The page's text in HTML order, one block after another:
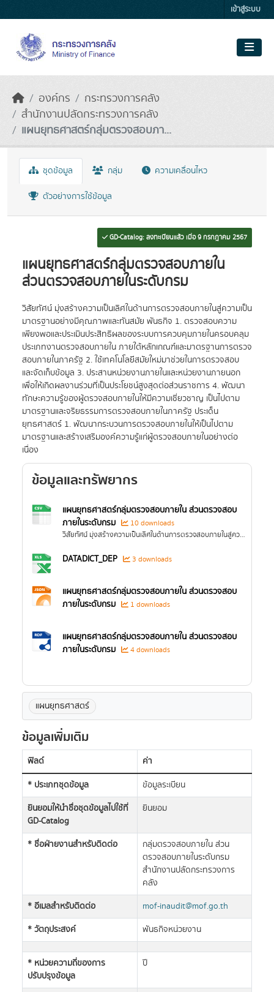
เข้าสู่ระบบ
องค์กร
กระทรวงการคลัง
สำนักงานปลัดกระทรวงการคลัง
แผนยุทธศาสตร์กลุ่มตรวจสอบภา...
ชุดข้อมูล กลุ่ม ความเคลื่อนไหว
ตัวอย่างการใช้ข้อมูล
GD-Catalog: ลงทะเบียนแล้ว เมื่อ 9 กรกฎาคม 2567
แผนยุทธศาสตร์กลุ่มตรวจสอบภายใน
ส่วนตรวจสอบภายในระดับกรม
วิสัยทัศน์ มุ่งสร้างความเป็นเลิศในด้านการตรวจสอบภายในสู่ความเป็น
มาตรฐานอย่างมีคุณภาพและทันสมัย พันธกิจ 1. ตรวจสอบความ
เพียงพอและประเมินประสิทธิผลของระบบการควบคุมภายในครอบคลุม
ประเภทงานตรวจสอบภายใน ภายใต้หลักเกณฑ์และมาตรฐานการตรวจ
สอบภายในภาครัฐ 2. ใช้เทคโนโลยีสมัยใหม่มาช่วยในการตรวจสอบ
และจัดเก็บข้อมูล 3. ประสานหน่วยงานภายในและหน่วยงานภายนอก
เพื่อให้เกิดผลงานร่วมที่เป็นประโยชน์สูงสุดต่อส่วนราชการ 4. พัฒนา
ทักษะความรู้ของผู้ตรวจสอบภายในให้มีความเชี่ยวชาญ เป็นไปตาม
มาตรฐานและจริยธรรมการตรวจสอบภายในภาครัฐ ประเด็น
ยุทธศาสตร์ 1. พัฒนากระบวนการตรวจสอบภายในให้เป็นไปตาม
มาตรฐานและสร้างเสริมองค์ความรู้แก่ผู้ตรวจสอบภายในอย่างต่อ
เนื่อง
ข้อมูลและทรัพยากร
แผนยุทธศาสตร์กลุ่มตรวจสอบภายใน ส่วนตรวจสอบ
ภายในระดับกรม
10 downloads
วิสัยทัศน์ มุ่งสร้างความเป็นเลิศในด้านการตรวจสอบภายในสู่ความเป็นมาตรฐานอย่างมีคุณภาพและทันสมัย พันธกิจ 1....
DATADICT_DEP 3 downloads
แผนยุทธศาสตร์กลุ่มตรวจสอบภายใน ส่วนตรวจสอบ
ภายในระดับกรม
1 downloads
แผนยุทธศาสตร์กลุ่มตรวจสอบภายใน ส่วนตรวจสอบ
ภายในระดับกรม
4 downloads
แผนยุทธศาสตร์
ข้อมูลเพิ่มเติม
ฟิลด์
ค่า
* ประเภทชุดข้อมูล
ข้อมูลระเบียน
ยินยอมให้นำชื่อชุดข้อมูลไปใช้ที่
GD-Catalog
ยินยอม
* ชื่อฝ่ายงานสำหรับติดต่อ
กลุ่มตรวจสอบภายใน ส่วน
ตรวจสอบภายในระดับกรม
สำนักงานปลัดกระทรวงการ
คลัง
* อีเมลสำหรับติดต่อ
mof-inaudit@mof.go.th
* วัตถุประสงค์
พันธกิจหน่วยงาน
* หน่วยความถี่ของการ
ปรับปรุงข้อมูล
ปี